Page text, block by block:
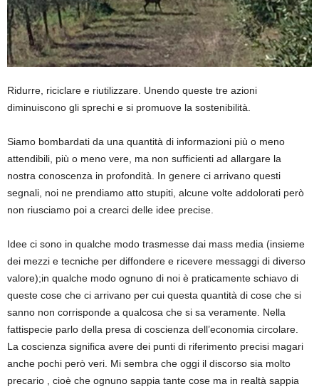
Ridurre, riciclare e riutilizzare. Unendo queste tre azioni
diminuiscono gli sprechi e si promuove la sostenibilità.
Siamo bombardati da una quantità di informazioni più o meno
attendibili, più o meno vere, ma non sufficienti ad allargare la
nostra conoscenza in profondità. In genere ci arrivano questi
segnali, noi ne prendiamo atto stupiti, alcune volte addolorati però
non riusciamo poi a crearci delle idee precise.
Idee ci sono in qualche modo trasmesse dai mass media (insieme
dei mezzi e tecniche per diffondere e ricevere messaggi di diverso
valore);in qualche modo ognuno di noi è praticamente schiavo di
queste cose che ci arrivano per cui questa quantità di cose che si
sanno non corrisponde a qualcosa che si sa veramente. Nella
fattispecie parlo della presa di coscienza dell’economia circolare.
La coscienza significa avere dei punti di riferimento precisi magari
anche pochi però veri. Mi sembra che oggi il discorso sia molto
precario , cioè che ognuno sappia tante cose ma in realtà sappia